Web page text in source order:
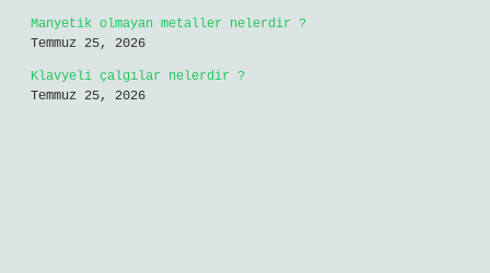
Manyetik olmayan metaller nelerdir ?
Temmuz 25, 2026
Klavyeli çalgılar nelerdir ?
Temmuz 25, 2026